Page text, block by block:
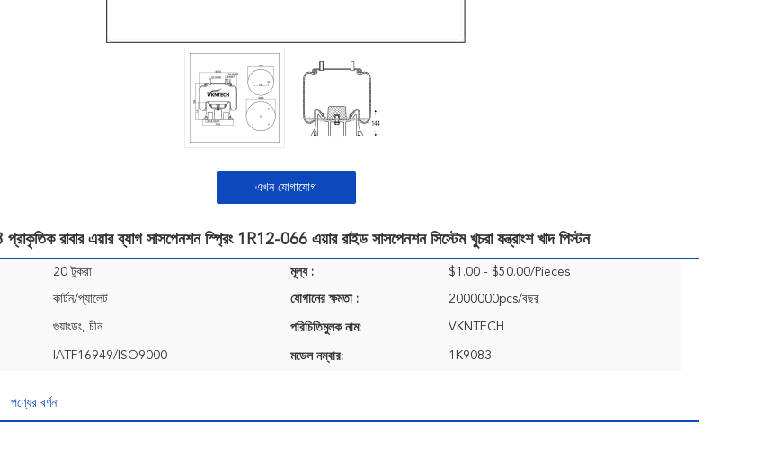
এখন যোগাযোগ
রাবার এয়ার ব্যাগ সাসপেনশন স্প্রিং 1R12-066 এয়ার রাইড সাসপেনশন সিস্টেম খুচরা যন্ত্রাংশ খাদ পিস্টন
20 টুকরা মূল্য : $1.00 - $50.00/Pieces
কার্টন/প্যালেট যোগানের ক্ষমতা : 2000000pcs/বছর
গুয়াংডং, চীন পরিচিতিমুলক নাম: VKNTECH
IATF16949/ISO9000 মডেল নম্বার: 1K9083
পণ্যের বর্ণনা